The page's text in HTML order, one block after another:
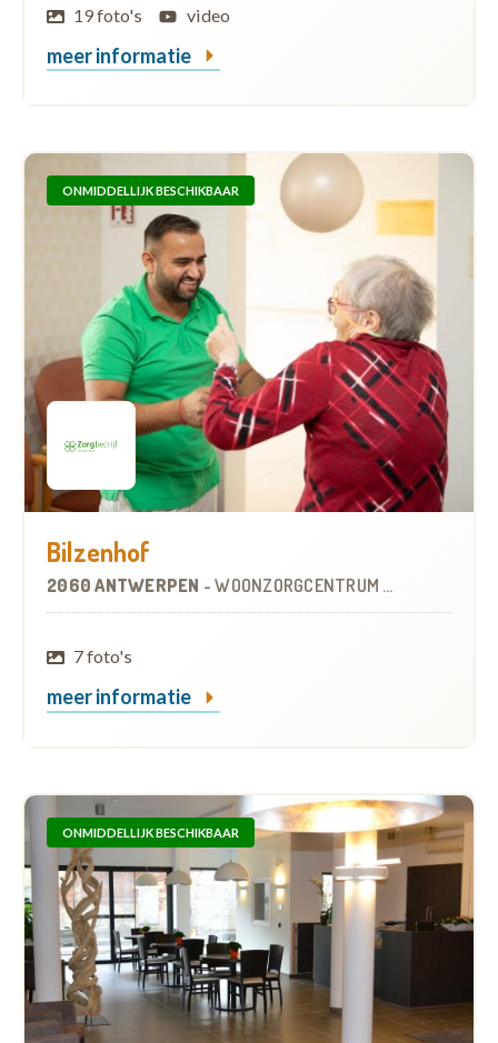
19 foto's video
meer informatie
ONMIDDELLIJK BESCHIKBAAR
Bilzenhof
2060 ANTWERPEN -WOONZORGCENTRUM (WZC)
7 foto's
meer informatie
ONMIDDELLIJK BESCHIKBAAR